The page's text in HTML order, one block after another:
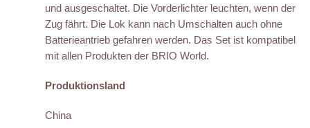
und ausgeschaltet. Die Vorderlichter leuchten, wenn der
Zug fährt. Die Lok kann nach Umschalten auch ohne
Batterieantrieb gefahren werden. Das Set ist kompatibel
mit allen Produkten der BRIO World.
Produktionsland
China